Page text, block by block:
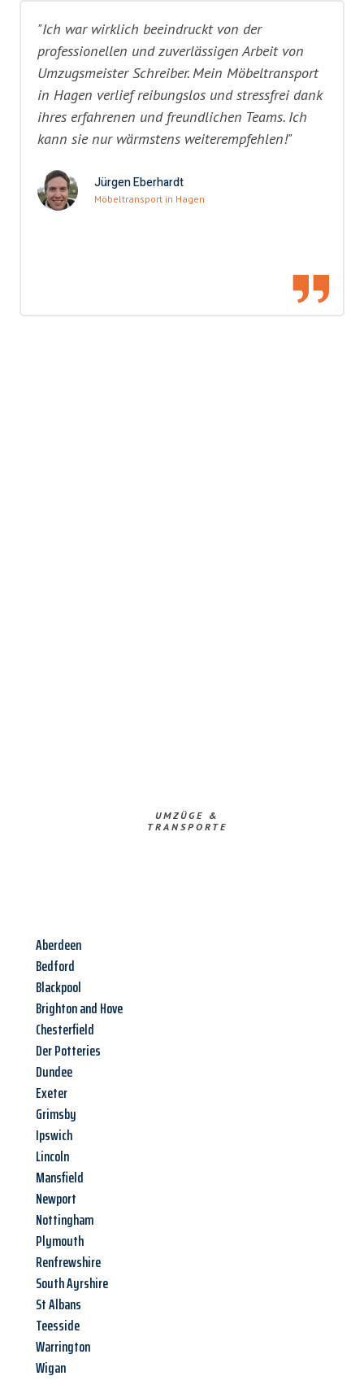
"Ich war wirklich beeindruckt von der
professionellen und zuverlässigen Arbeit von
Umzugsmeister Schreiber. Mein Möbeltransport
in Hagen verlief reibungslos und stressfrei dank
ihres erfahrenen und freundlichen Teams. Ich
kann sie nur wärmstens weiterempfehlen!"
Jürgen Eberhardt
Möbeltransport in Hagen
UMZÜGE &
TRANSPORTE
Aberdeen
Bedford
Blackpool
Brighton and Hove
Chesterfield
Der Potteries
Dundee
Exeter
Grimsby
Ipswich
Lincoln
Mansfield
Newport
Nottingham
Plymouth
Renfrewshire
South Ayrshire
St Albans
Teesside
Warrington
Wigan